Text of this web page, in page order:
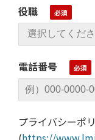
役職
電話番号
プライバシーポ